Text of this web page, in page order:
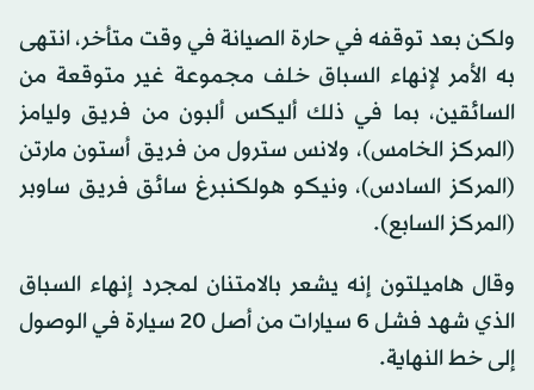
ولكن بعد توقفه في حارة الصيانة في وقت متأخر، انتهى
به الأمر لإنهاء السباق خلف مجموعة غير متوقعة من
السائقين، بما في ذلك أليكس ألبون من فريق وليامز
(المركز الخامس)، ولانس سترول من فريق أستون مارتن
(المركز السادس)، ونيكو هولكنبرغ سائق فريق ساوبر
(المركز السابع).
وقال هاميلتون إنه يشعر بالامتنان لمجرد إنهاء السباق
الذي شهد فشل 6 سيارات من أصل 20 سيارة في الوصول
إلى خط النهاية.